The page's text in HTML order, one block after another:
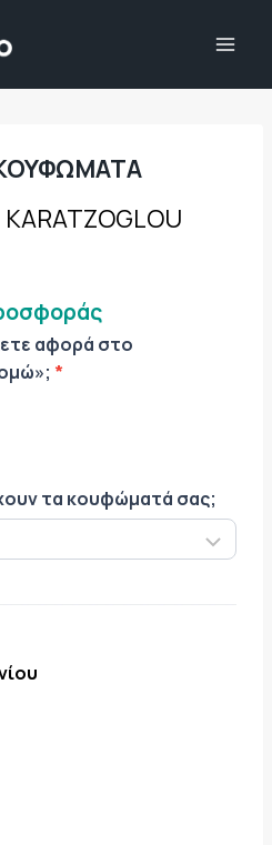
αφορά στο
*
τα κουφώματά σας;